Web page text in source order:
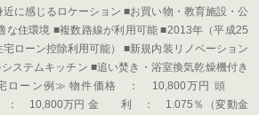
に感じるロケーション ■お買い物・教育施設・公
な住環境 ■複数路線が利用可能 ■2013年（平成25
ローン控除利用可能） ■新規内装リノベーション
ステムキッチン ■追い焚き・浴室換気乾燥機付き
宅ローン例≫ 物件価格 ： 10,800万円 頭
10,800万円 金 利 ： 1.075％（変動金